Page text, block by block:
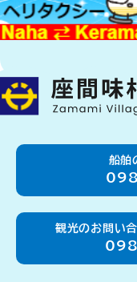
船舶
観光のお問い合